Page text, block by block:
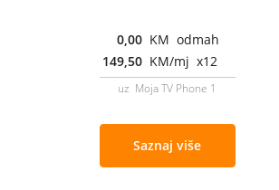
0,00 KM odmah
149,50 KM/mj x12
uz Moja TV Phone 1
Saznaj više